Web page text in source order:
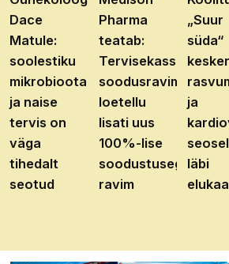
Dace
Matule:
soolestiku
mikrobioota
ja naise
tervis on
väga
tihedalt
seotud
Pharma
teatab:
Tervisekassa
soodusravimite
loetellu
lisati uus
100%-lise
soodustusega
ravim
„Suur
süda“
ja
läbi